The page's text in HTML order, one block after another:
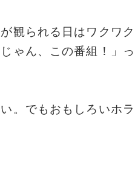
観られる日はワクワク
ゃん、この番組！」っ
。でもおもしろいホラ